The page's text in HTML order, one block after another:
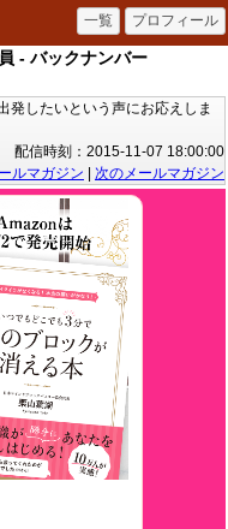
- バックナンバー
発したいという声にお応えしま
配信時刻：2015-11-07 18:00:00
ルマガジン
次のメールマガジン